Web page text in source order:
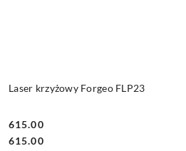
Laser krzyżowy Forgeo FLP23
Cena:
615.00
Cena:
615.00